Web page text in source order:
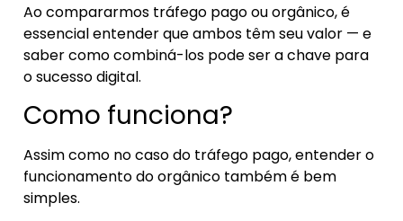
Ao compararmos tráfego pago ou orgânico, é
essencial entender que ambos têm seu valor — e
saber como combiná-los pode ser a chave para
o sucesso digital.
Como funciona?
Assim como no caso do tráfego pago, entender o
funcionamento do orgânico também é bem
simples.